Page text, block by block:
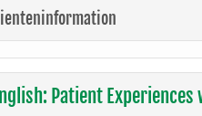
Patient